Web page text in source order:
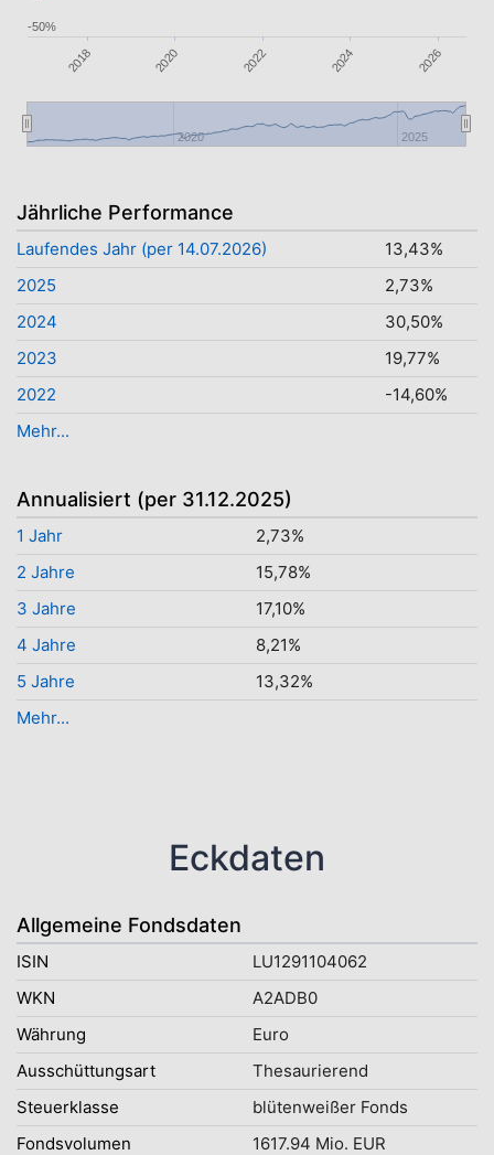
2018 2020 2022 2024 2026
2020 2025
-50%
Jährliche Performance
Laufendes Jahr (per 14.07.2026)
13,43%
2025
2,73%
2024
30,50%
2023
19,77%
2022
-14,60%
Mehr...
Annualisiert (per 31.12.2025)
1 Jahr
2,73%
2 Jahre
15,78%
3 Jahre
17,10%
4 Jahre
8,21%
5 Jahre
13,32%
Mehr...
Eckdaten
Allgemeine Fondsdaten
ISIN
LU1291104062
WKN
A2ADB0
Währung
Euro
Ausschüttungsart
Thesaurierend
Steuerklasse
blütenweißer Fonds
Fondsvolumen
1617.94 Mio. EUR